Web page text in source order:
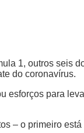
1, outros seis
do coronavírus.
esforços para
– o primeiro